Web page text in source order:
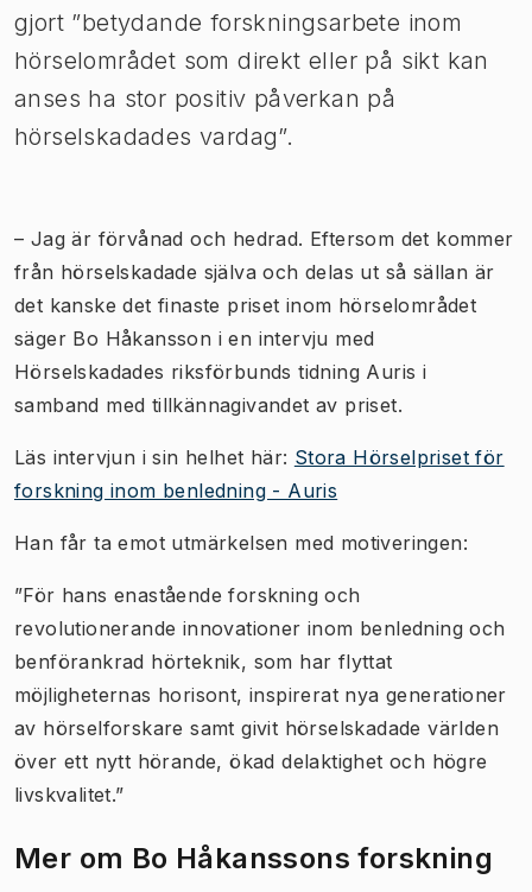
gjort ”betydande forskningsarbete inom
hörselområdet som direkt eller på sikt kan
anses ha stor positiv påverkan på
hörselskadades vardag”.
– Jag är förvånad och hedrad. Eftersom det kommer
från hörselskadade själva och delas ut så sällan är
det kanske det finaste priset inom hörselområdet
säger Bo Håkansson i en intervju med
Hörselskadades riksförbunds tidning Auris i
samband med tillkännagivandet av priset.
Läs intervjun i sin helhet här: Stora Hörselpriset för
forskning inom benledning - Auris
Han får ta emot utmärkelsen med motiveringen:
”För hans enastående forskning och
revolutionerande innovationer inom benledning och
benförankrad hörteknik, som har flyttat
möjligheternas horisont, inspirerat nya generationer
av hörselforskare samt givit hörselskadade världen
över ett nytt hörande, ökad delaktighet och högre
livskvalitet.”
Mer om Bo Håkanssons forskning